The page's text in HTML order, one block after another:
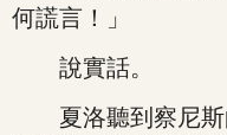
何謊言！」
說實話。
夏洛聽到察尼斯